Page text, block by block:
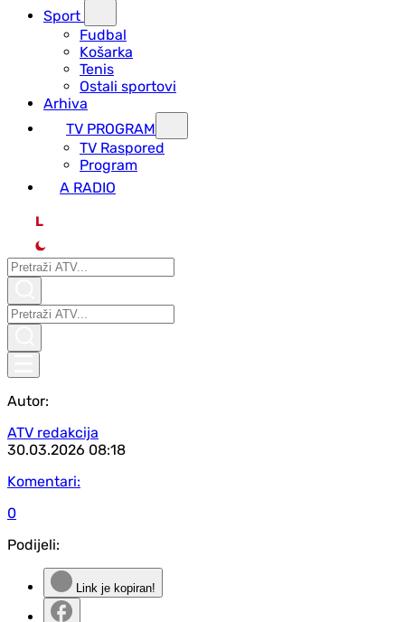
Sport
Fudbal
Košarka
Tenis
Ostali sportovi
Arhiva
TV PROGRAM
ТV Raspored
Program
A RADIO
L
Autor:
ATV redakcija
30.03.2026 08:18
Komentari:
0
Podijeli:
Link je kopiran!